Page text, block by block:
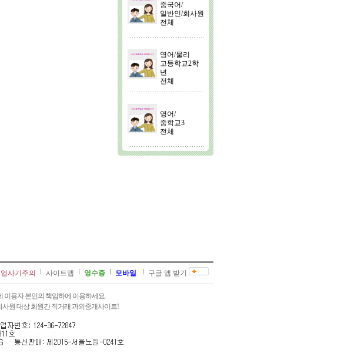
중국어/
일반인/회사원
전체
영어/물리
고등학교2학
년
전체
영어/
중학교3
전체
사기주의 사이트맵 영수증 모바일 구글 앱 받기
이용자 본인의 책임하에 이용하세요.
사원 대상 회원간 직거래 과외중개사이트!